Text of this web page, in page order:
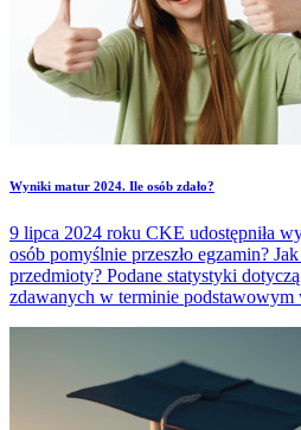
Wyniki matur 2024. Ile osób zdało?
9 lipca 2024 roku CKE udostępniła
osób pomyślnie przeszło egzamin?
przedmioty? Podane statystyki
zdawanych w terminie podstawowym